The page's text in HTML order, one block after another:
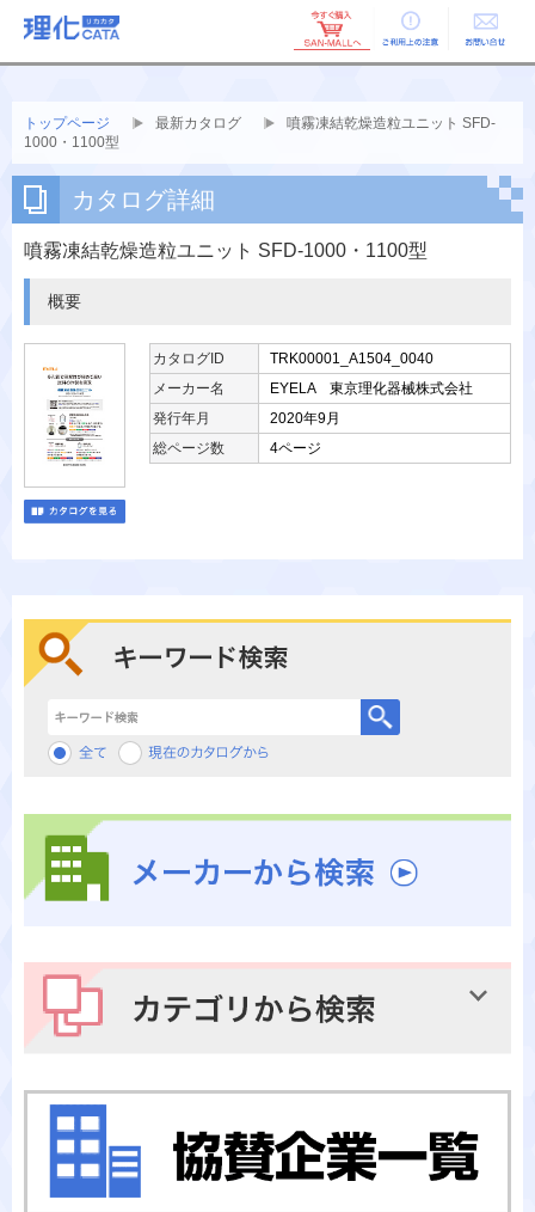
ご利用上の お問い合せ
トップページ 最新カタログ
噴霧凍結乾燥造粒ユニット SFD-
1000・1100型
カタログ詳細
噴霧凍結乾燥造粒ユニット SFD-1000・1100型
概要
カタログID
TRK00001_A1504_0040
メーカー名
EYELA 東京理化器械株式会社
発行年月
2020年9月
総ページ数
4ページ
キーワード検索